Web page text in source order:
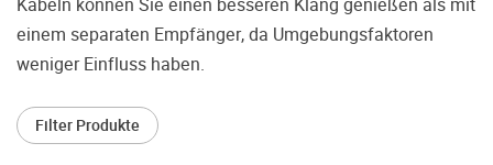
hören erstmal Probe? Dadurch stellen
Sie sicher, dass Sie die richtige Wahl
treffen.
Dritter oder z.B. aufgrund einer Rezension
gekauft. Leider bereuen viele Menschen ihre
Kabeln können Sie einen besseren Klang genießen als mit
einem separaten Empfänger, da Umgebungsfaktoren
weniger Einfluss haben.
Filter Produkte